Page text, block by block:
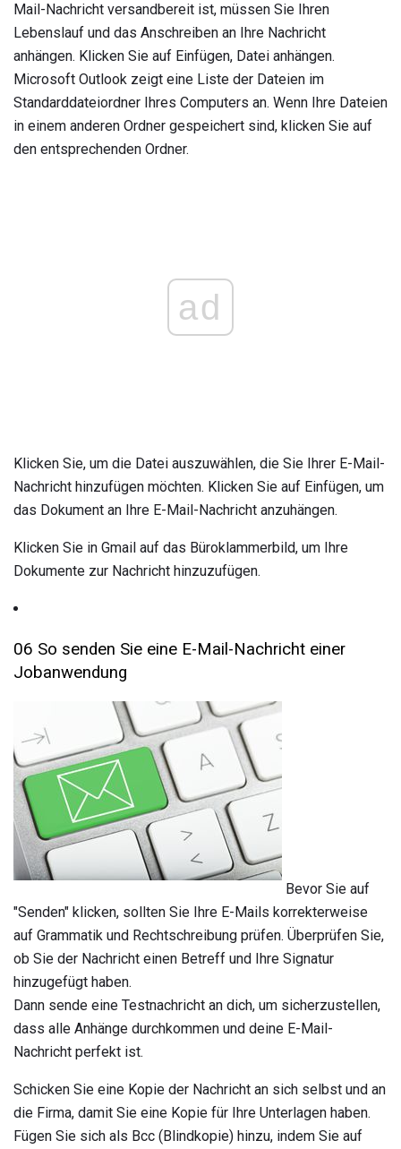
Mail-Nachricht versandbereit ist, müssen Sie Ihren
Lebenslauf und das Anschreiben an Ihre Nachricht
anhängen. Klicken Sie auf Einfügen, Datei anhängen.
Microsoft Outlook zeigt eine Liste der Dateien im
Standarddateiordner Ihres Computers an. Wenn Ihre Dateien
in einem anderen Ordner gespeichert sind, klicken Sie auf
den entsprechenden Ordner.
ad
Klicken Sie, um die Datei auszuwählen, die Sie Ihrer E-Mail-
Nachricht hinzufügen möchten. Klicken Sie auf Einfügen, um
das Dokument an Ihre E-Mail-Nachricht anzuhängen.
Klicken Sie in Gmail auf das Büroklammerbild, um Ihre
Dokumente zur Nachricht hinzuzufügen.
06 So senden Sie eine E-Mail-Nachricht einer
Jobanwendung
Bevor Sie auf
"Senden" klicken, sollten Sie Ihre E-Mails korrekterweise
auf Grammatik und Rechtschreibung prüfen. Überprüfen Sie,
ob Sie der Nachricht einen Betreff und Ihre Signatur
hinzugefügt haben.
Dann sende eine Testnachricht an dich, um sicherzustellen,
dass alle Anhänge durchkommen und deine E-Mail-
Nachricht perfekt ist.
Schicken Sie eine Kopie der Nachricht an sich selbst und an
die Firma, damit Sie eine Kopie für Ihre Unterlagen haben.
Fügen Sie sich als Bcc (Blindkopie) hinzu, indem Sie auf